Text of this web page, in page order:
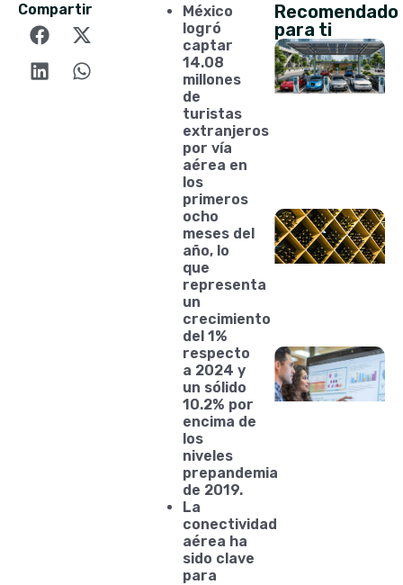
Compartir
México
logró
captar
14.08
millones
de
turistas
extranjeros
por vía
aérea en
los
primeros
ocho
meses del
año, lo
que
representa
un
crecimiento
del 1%
respecto
a 2024 y
un sólido
10.2% por
encima de
los
niveles
prepandemia
de 2019.
La
conectividad
aérea ha
sido clave
para
Recomendado
para ti